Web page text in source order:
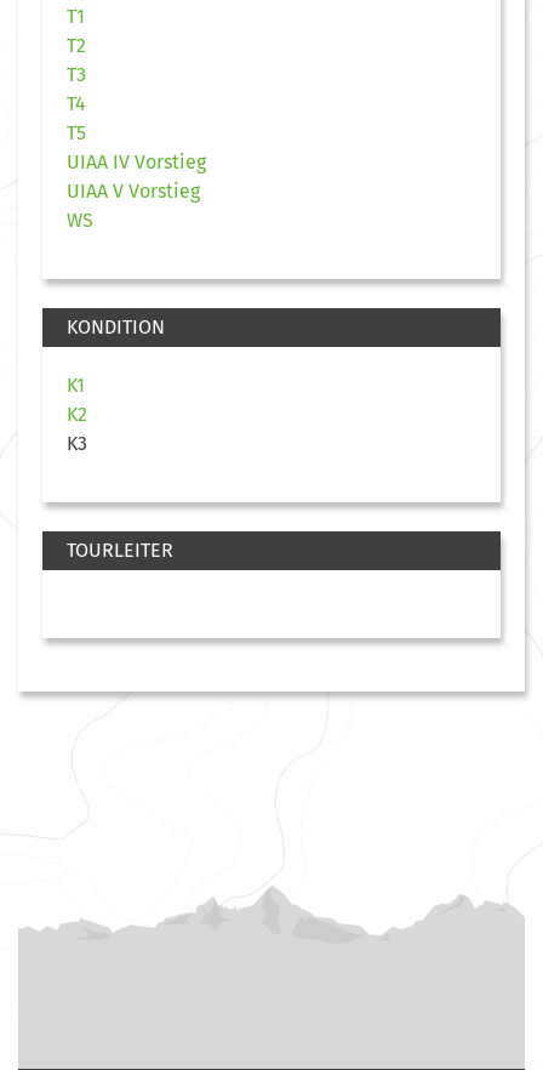
T1
T2
T3
T4
T5
UIAA IV Vorstieg
UIAA V Vorstieg
WS
KONDITION
K1
K2
K3
TOURLEITER